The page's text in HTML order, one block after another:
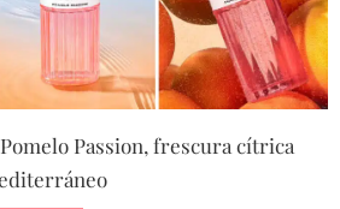
Passion, frescura cítrica